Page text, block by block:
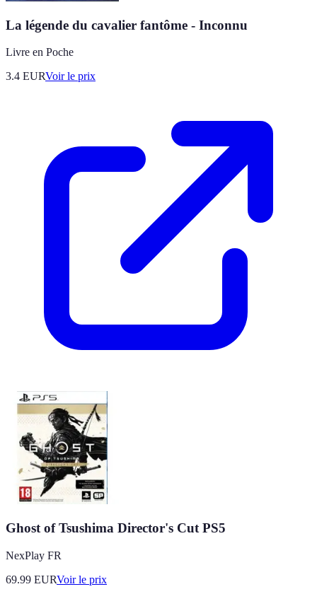
La légende du cavalier fantôme - Inconnu
Livre en Poche
3.4 EURVoir le prix
Ghost of Tsushima Director's Cut PS5
NexPlay FR
69.99 EURVoir le prix